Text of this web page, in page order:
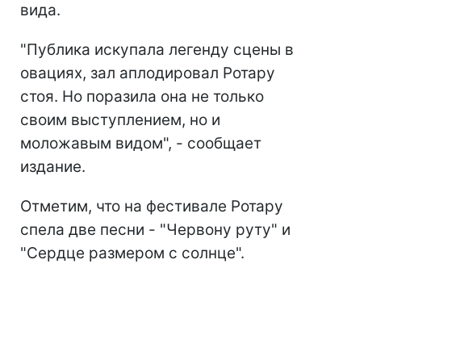
вида.
"Публика искупала легенду сцены в
овациях, зал аплодировал Ротару
стоя. Но поразила она не только
своим выступлением, но и
моложавым видом", - сообщает
издание.
Отметим, что на фестивале Ротару
спела две песни - "Червону руту" и
"Сердце размером с солнце".